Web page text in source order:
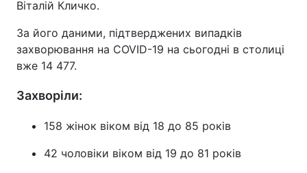
Віталій Кличко.
За його даними, підтверджених випадків
захворювання на COVID-19 на сьогодні в столиці
вже 14 477.
Захворіли:
158 жінок віком від 18 до 85 років
42 чоловіки віком від 19 до 81 рокiв